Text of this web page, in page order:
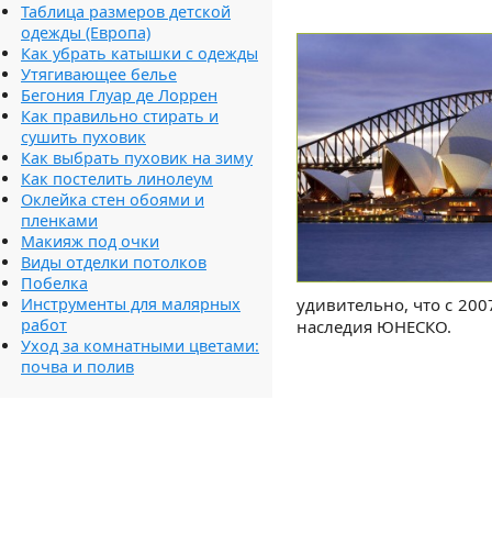
удивительно, что с
наследия ЮНЕСКО.
Таблица размеров детской
одежды (Европа)
Как убрать катышки с одежды
Утягивающее белье
Бегония Глуар де Лоррен
Как правильно стирать и
сушить пуховик
Как выбрать пуховик на зиму
Как постелить линолеум
Оклейка стен обоями и
пленками
Макияж под очки
Виды отделки потолков
Побелка
Инструменты для малярных
работ
Уход за комнатными цветами:
почва и полив